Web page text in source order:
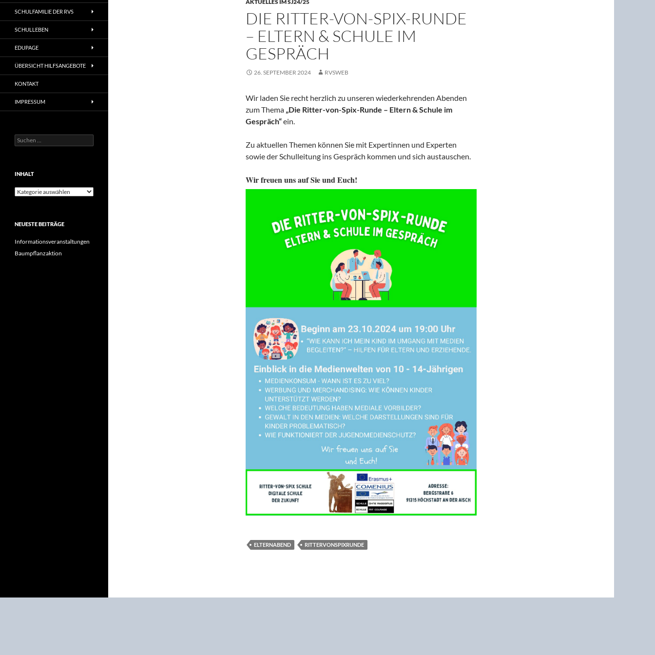
AKTUELLES IM SJ24/25
DIE RITTER-VON-SPIX-RUNDE
– ELTERN & SCHULE IM
GESPRÄCH
26. SEPTEMBER 2024 RVSWEB
Wir laden Sie recht herzlich zu unseren wiederkehrenden Abenden
zum Thema „Die Ritter-von-Spix-Runde – Eltern & Schule im
Gespräch“ein.
Zu aktuellen Themen können Sie mit Expertinnen und Experten
sowie der Schulleitung ins Gespräch kommen und sich austauschen.
Wir freuen uns auf Sie und Euch!
ELTERNABEND RITTERVONSPIXRUNDE
SCHULFAMILIE DER RVS
SCHULLEBEN
EDUPAGE
ÜBERSICHT HILFSANGEBOTE
KONTAKT
IMPRESSUM
Suchen
nach:
INHALT
Inhalt
NEUESTE BEITRÄGE
Informationsveranstaltungen
Baumpflanzaktion